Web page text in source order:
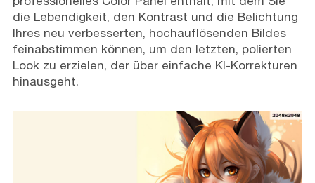
die Lebendigkeit, den Kontrast und die Belichtung
Ihres neu verbesserten, hochauflösenden Bildes
feinabstimmen können, um den letzten, polierten
Look zu erzielen, der über einfache KI-Korrekturen
hinausgeht.